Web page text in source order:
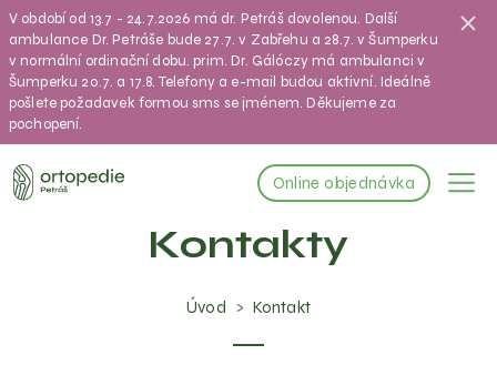
V období od 13.7 - 24.7.2026 má dr. Petráš dovolenou. Další
ambulance Dr. Petráše bude 27.7. v Zabřehu a 28.7. v Šumperku
v normální ordinační dobu. prim. Dr. Gálóczy má ambulanci v
Šumperku 20.7. a 17.8. Telefony a e-mail budou aktivní. Ideálně
pošlete požadavek formou sms se jménem. Děkujeme za
pochopení.
Online objednávka
Kontakty
Úvod Kontakt